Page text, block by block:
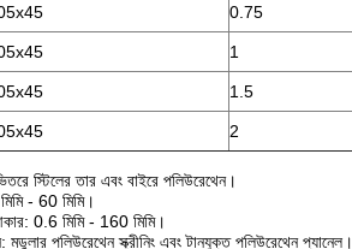
0.75
1
1.5
2
স্টিলের তার এবং বাইরে পলিউরেথেন।
- 60 মিমি।
0.6 মিমি - 160 মিমি।
মডুলার পলিউরেথেন স্ক্রীনিং এবং টানযুক্ত পলিউরেথেন প্যানেল।